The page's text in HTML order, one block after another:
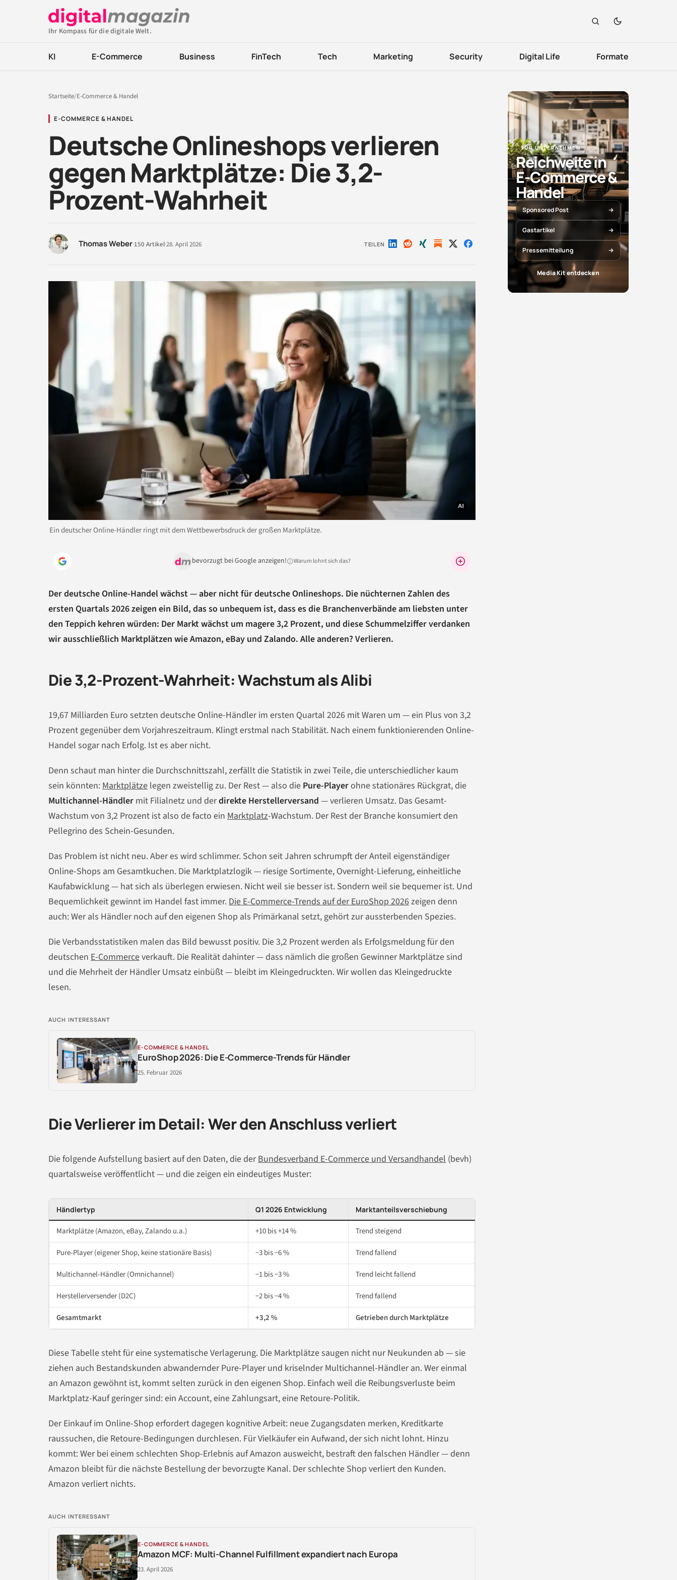
Ihr Kompass für die digitale Welt.
KI E-Commerce Business FinTech Tech Marketing Security Digital Life Formate
Startseite/E-Commerce & Handel
E-COMMERCE & HANDEL
Deutsche Onlineshops verlieren
gegen Marktplätze: Die 3,2-
Prozent-Wahrheit
Thomas Weber·150 Artikel·28. April 2026 TEILEN Auf Auf Auf Auf Auf
Ein deutscher Online-Händler ringt mit dem Wettbewerbsdruck der großen Marktplätze.
bevorzugt bei Google anzeigen! Warum lohnt sich das?
Der deutsche Online-Handel wächst — aber nicht für deutsche Onlineshops. Die nüchternen Zahlen des
ersten Quartals 2026 zeigen ein Bild, das so unbequem ist, dass es die Branchenverbände am liebsten unter
den Teppich kehren würden: Der Markt wächst um magere 3,2 Prozent, und diese Schummelziffer verdanken
wir ausschließlich Marktplätzen wie Amazon, eBay und Zalando. Alle anderen? Verlieren.
Die 3,2-Prozent-Wahrheit: Wachstum als Alibi
19,67 Milliarden Euro setzten deutsche Online-Händler im ersten Quartal 2026 mit Waren um — ein Plus von 3,2
Prozent gegenüber dem Vorjahreszeitraum. Klingt erstmal nach Stabilität. Nach einem funktionierenden Online-
Handel sogar nach Erfolg. Ist es aber nicht.
Denn schaut man hinter die Durchschnittszahl, zerfällt die Statistik in zwei Teile, die unterschiedlicher kaum
sein könnten: Marktplätze legen zweistellig zu. Der Rest — also die Pure-Playerohne stationäres Rückgrat, die
Multichannel-Händler mit Filialnetz und derdirekte Herstellerversand — verlieren Umsatz. Das Gesamt-
Wachstum von 3,2 Prozent ist also de facto ein Marktplatz-Wachstum. Der Rest der Branche konsumiert den
Pellegrino des Schein-Gesunden.
Das Problem ist nicht neu. Aber es wird schlimmer. Schon seit Jahren schrumpft der Anteil eigenständiger
Online-Shops am Gesamtkuchen. Die Marktplatzlogik — riesige Sortimente, Overnight-Lieferung, einheitliche
Kaufabwicklung — hat sich als überlegen erwiesen. Nicht weil sie besser ist. Sondern weil sie bequemer ist. Und
Bequemlichkeit gewinnt im Handel fast immer. Die E-Commerce-Trends auf der EuroShop 2026zeigen denn
auch: Wer als Händler noch auf den eigenen Shop als Primärkanal setzt, gehört zur aussterbenden Spezies.
Die Verbandsstatistiken malen das Bild bewusst positiv. Die 3,2 Prozent werden als Erfolgsmeldung für den
deutschen E-Commerceverkauft. Die Realität dahinter — dass nämlich die großen Gewinner Marktplätze sind
und die Mehrheit der Händler Umsatz einbüßt — bleibt im Kleingedruckten. Wir wollen das Kleingedruckte
lesen.
AUCH INTERESSANT
E-COMMERCE & HANDEL
EuroShop 2026: Die E-Commerce-Trends für Händler
25. Februar 2026
Die Verlierer im Detail: Wer den Anschluss verliert
Die folgende Aufstellung basiert auf den Daten, die derBundesverband E-Commerce und Versandhandel (bevh)
quartalsweise veröffentlicht — und die zeigen ein eindeutiges Muster:
Händlertyp Q1 2026 Entwicklung Marktanteilsverschiebung
Marktplätze (Amazon, eBay, Zalando u.a.) +10 bis +14 % Trend steigend
Pure-Player (eigener Shop, keine stationäre Basis) −3 bis −6 % Trend fallend
Multichannel-Händler (Omnichannel) −1 bis −3 % Trend leicht fallend
Herstellerversender (D2C) −2 bis −4 % Trend fallend
Gesamtmarkt +3,2 % Getrieben durch Marktplätze
Diese Tabelle steht für eine systematische Verlagerung. Die Marktplätze saugen nicht nur Neukunden ab — sie
ziehen auch Bestandskunden abwandernder Pure-Player und kriselnder Multichannel-Händler an. Wer einmal
an Amazon gewöhnt ist, kommt selten zurück in den eigenen Shop. Einfach weil die Reibungsverluste beim
Marktplatz-Kauf geringer sind: ein Account, eine Zahlungsart, eine Retoure-Politik.
Der Einkauf im Online-Shop erfordert dagegen kognitive Arbeit: neue Zugangsdaten merken, Kreditkarte
raussuchen, die Retoure-Bedingungen durchlesen. Für Vielkäufer ein Aufwand, der sich nicht lohnt. Hinzu
kommt: Wer bei einem schlechten Shop-Erlebnis auf Amazon ausweicht, bestraft den falschen Händler — denn
Amazon bleibt für die nächste Bestellung der bevorzugte Kanal. Der schlechte Shop verliert den Kunden.
Amazon verliert nichts.
AUCH INTERESSANT
E-COMMERCE & HANDEL
Amazon MCF: Multi-Channel Fulfillment expandiert nach Europa
23. April 2026
FÜR UNTERNEHMEN
Reichweite in
E-Commerce &
Handel
Sponsored Post
Gastartikel
Pressemitteilung
Media Kit entdecken